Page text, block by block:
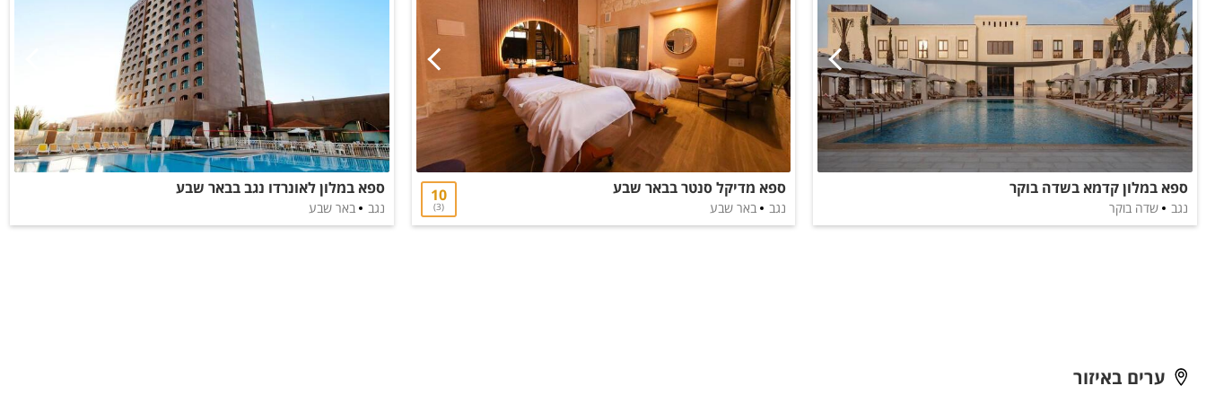
ספא במלון קדמא בשדה בוקר
נגב שדה בוקר
ספא מדיקל סנטר בבאר שבע
נגב באר שבע
10
3
ספא במלון לאונרדו נגב בבאר שבע
נגב באר שבע
ערים באיזור